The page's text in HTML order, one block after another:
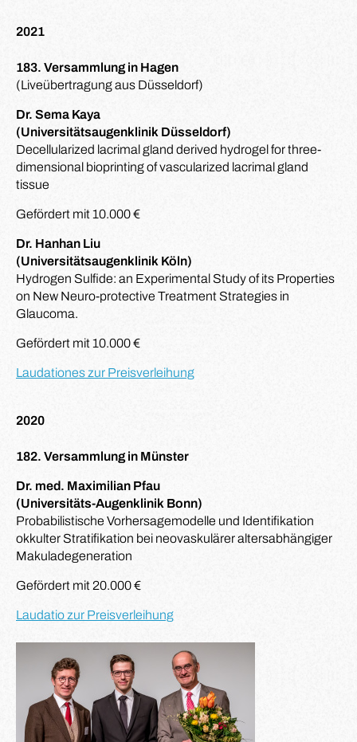
2021
183. Versammlung in Hagen
(Liveübertragung aus Düsseldorf)
Dr. Sema Kaya
(Universitätsaugenklinik Düsseldorf)
Decellularized lacrimal gland derived hydrogel for three-
dimensional bioprinting of vascularized lacrimal gland
tissue
Gefördert mit 10.000 €
Dr. Hanhan Liu
(Universitätsaugenklinik Köln)
Hydrogen Sulfide: an Experimental Study of its Properties
on New Neuro-protective Treatment Strategies in
Glaucoma.
Gefördert mit 10.000 €
Laudationes zur Preisverleihung
2020
182. Versammlung in Münster
Dr. med. Maximilian Pfau
(Universitäts-Augenklinik Bonn)
Probabilistische Vorhersagemodelle und Identifikation
okkulter Stratifikation bei neovaskulärer altersabhängiger
Makuladegeneration
Gefördert mit 20.000 €
Laudatio zur Preisverleihung